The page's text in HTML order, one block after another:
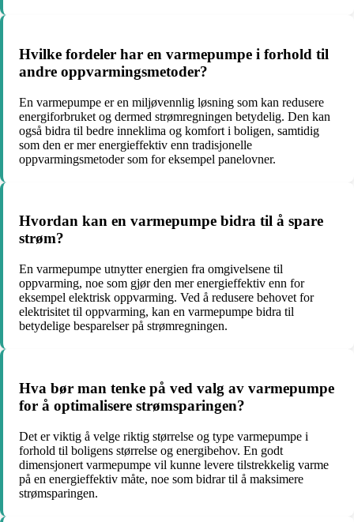
Hvilke fordeler har en varmepumpe i forhold til
andre oppvarmingsmetoder?
En varmepumpe er en miljøvennlig løsning som kan redusere
energiforbruket og dermed strømregningen betydelig. Den kan
også bidra til bedre inneklima og komfort i boligen, samtidig
som den er mer energieffektiv enn tradisjonelle
oppvarmingsmetoder som for eksempel panelovner.
Hvordan kan en varmepumpe bidra til å spare
strøm?
En varmepumpe utnytter energien fra omgivelsene til
oppvarming, noe som gjør den mer energieffektiv enn for
eksempel elektrisk oppvarming. Ved å redusere behovet for
elektrisitet til oppvarming, kan en varmepumpe bidra til
betydelige besparelser på strømregningen.
Hva bør man tenke på ved valg av varmepumpe
for å optimalisere strømsparingen?
Det er viktig å velge riktig størrelse og type varmepumpe i
forhold til boligens størrelse og energibehov. En godt
dimensjonert varmepumpe vil kunne levere tilstrekkelig varme
på en energieffektiv måte, noe som bidrar til å maksimere
strømsparingen.